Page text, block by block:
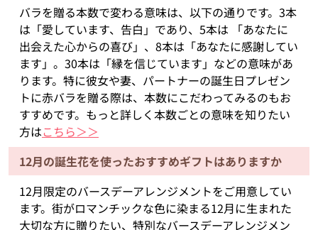
バラを贈る本数で変わる意味は、以下の通りです。3本
は「愛しています、告白」であり、5本は 「あなたに
出会えた心からの喜び」、8本は「あなたに感謝してい
ます」。30本は「縁を信じています」などの意味があ
ります。特に彼女や妻、パートナーの誕生日プレゼン
トに赤バラを贈る際は、本数にこだわってみるのもお
すすめです。もっと詳しく本数ごとの意味を知りたい
方はこちら＞＞
12月の誕生花を使ったおすすめギフトはありますか
12月限定のバースデーアレンジメントをご用意してい
ます。街がロマンチックな色に染まる12月に生まれた
大切な方に贈りたい、特別なバースデーアレンジメン